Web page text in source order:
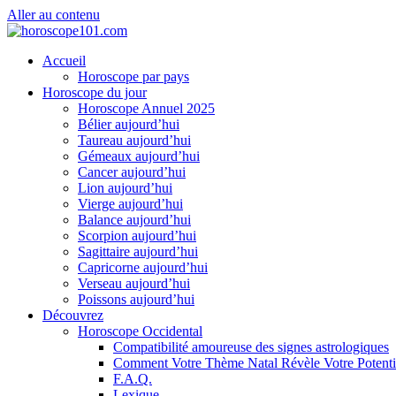
Aller au contenu
Accueil
Horoscope par pays
Horoscope du jour
Horoscope Annuel 2025
Bélier aujourd’hui
Taureau aujourd’hui
Gémeaux aujourd’hui
Cancer aujourd’hui
Lion aujourd’hui
Vierge aujourd’hui
Balance aujourd’hui
Scorpion aujourd’hui
Sagittaire aujourd’hui
Capricorne aujourd’hui
Verseau aujourd’hui
Poissons aujourd’hui
Découvrez
Horoscope Occidental
Compatibilité amoureuse des signes astrologiques
Comment Votre Thème Natal Révèle Votre
F.A.Q.